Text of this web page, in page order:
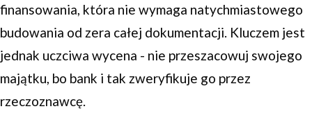
finansowania, która nie wymaga natychmiastowego
budowania od zera całej dokumentacji. Kluczem jest
jednak uczciwa wycena - nie przeszacowuj swojego
majątku, bo bank i tak zweryfikuje go przez
rzeczoznawcę.